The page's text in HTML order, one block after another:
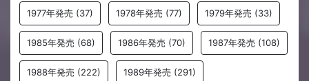
1977年発売 (37) 1978年発売 (77) 1979年発売 (33)
1985年発売 (68) 1986年発売 (70) 1987年発売 (108)
1988年発売 (222) 1989年発売 (291)